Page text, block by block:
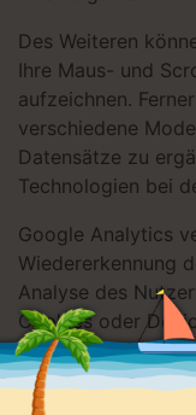
Des Weiteren
Ihre Maus- und
aufzeichnen.
verschiedene
Datensätze zu
Technologien bei
Google Analytics
Wiedererkennung
Analyse des
Cookies oder
erfassten
Website werden in
Google in den